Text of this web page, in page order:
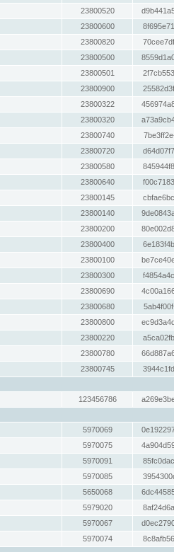
23800520
23800600
23800820
23800500
23800501
23800900
23800322
23800320
23800740
23800720
23800580
23800640
23800145
23800140
23800200
23800400
23800100
23800300
23800690
23800680
23800800
23800220
23800780
23800745
123456786
5970069
5970075
5970091
5970085
5650068
5979020
5970067
5970074